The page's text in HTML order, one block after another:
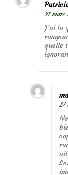
21 mars
J’ai lu
quelle
21